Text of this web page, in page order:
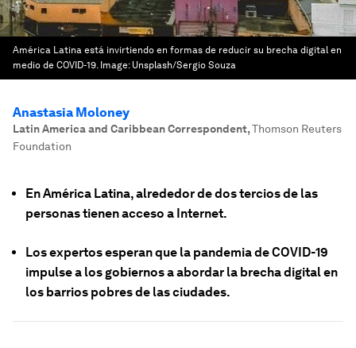
América Latina está invirtiendo en formas de reducir su brecha digital en
medio de COVID-19. Image: Unsplash/Sergio Souza
Anastasia Moloney
Latin America and Caribbean Correspondent,Thomson Reuters
Foundation
En América Latina, alrededor de dos tercios de las
personas tienen acceso a Internet.
Los expertos esperan que la pandemia de COVID-19
impulse a los gobiernos a abordar la brecha digital en
los barrios pobres de las ciudades.